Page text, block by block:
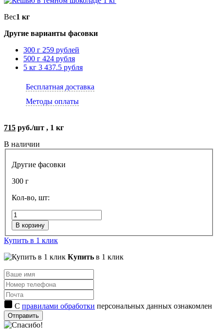
Вес1 кг
Другие варианты фасовки
300 г 259 рублей
500 г 424 рубля
5 кг 3 437.5 рубля
Бесплатная доставка
Методы оплаты
715 руб./шт , 1 кг
В наличии
Другие фасовки
300 г
Кол-во, шт:
В корзину
Купить в 1 клик
Купить в 1 клик
С правилами обработки персональных данных ознакомлен
Отправить